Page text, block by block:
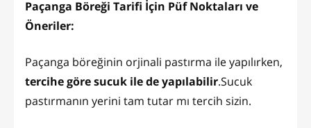
Paçanga Böreği Tarifi İçin Püf Noktaları ve
Öneriler:
Paçanga böreğinin orjinali pastırma ile yapılırken,
tercihe göre sucuk ile de yapılabilir.Sucuk
pastırmanın yerini tam tutar mı tercih sizin.